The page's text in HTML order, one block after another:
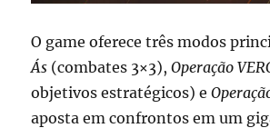
O game oferece três modos
Ás (combates 3×3),Operação
objetivos estratégicos) e
aposta em confrontos em um